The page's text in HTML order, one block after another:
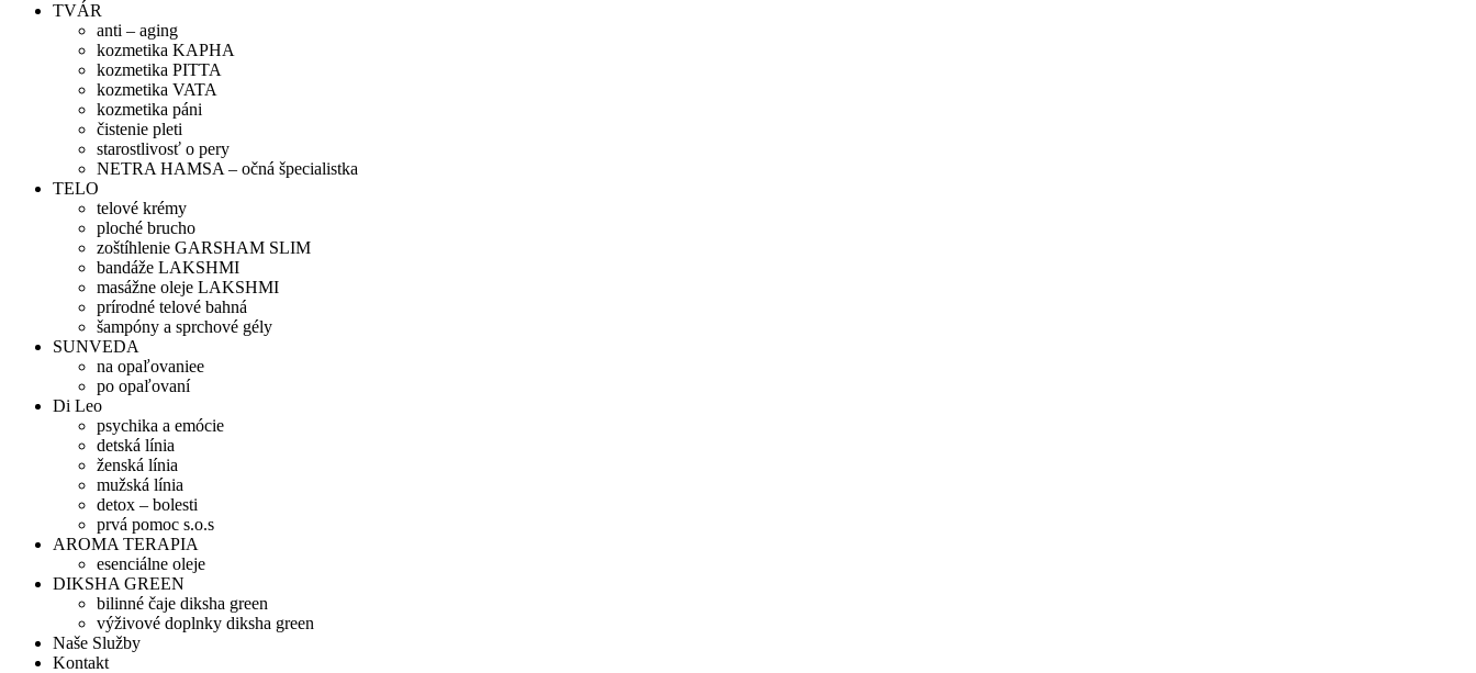
TVÁR
anti – aging
kozmetika KAPHA
kozmetika PITTA
kozmetika VATA
kozmetika páni
čistenie pleti
starostlivosť o pery
NETRA HAMSA – očná špecialistka
TELO
telové krémy
ploché brucho
zoštíhlenie GARSHAM SLIM
bandáže LAKSHMI
masážne oleje LAKSHMI
prírodné telové bahná
šampóny a sprchové gély
SUNVEDA
na opaľovaniee
po opaľovaní
Di Leo
psychika a emócie
detská línia
ženská línia
mužská línia
detox – bolesti
prvá pomoc s.o.s
AROMA TERAPIA
esenciálne oleje
DIKSHA GREEN
bilinné čaje diksha green
výživové doplnky diksha green
Naše Služby
Kontakt